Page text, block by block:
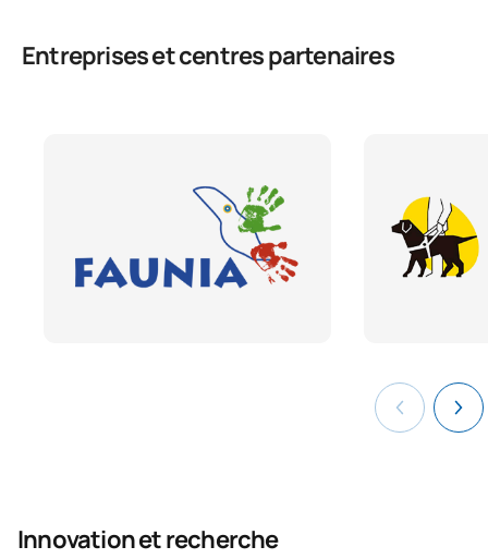
Entreprises et centres partenaires
Innovation et recherche